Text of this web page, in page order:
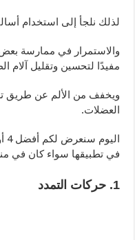
لذلك نلجأ إلى استخدام
والاستمرار في ممارسة بعض
مفيدًا لتحسين وتقليل آلام
ويخفف من الألم عن طريق
العضلات.
في تطبيقها سواء كان في
1. حركات التمدد